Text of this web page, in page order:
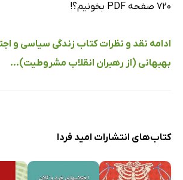
آغاز عملیات نظامی
سرنوشت دستگیر شدگان
بست نشینی مشروطه خواهان در سفارت
خلا رهبری
۷۲۰ صفحه PDF بخونیم؟!
ادامه نقد و نظرات کتاب زندگی سیاسی و
بهبهانی (از رهبران انقلاب مشروطیت)...
کتاب‌های انتشارات امید فردا